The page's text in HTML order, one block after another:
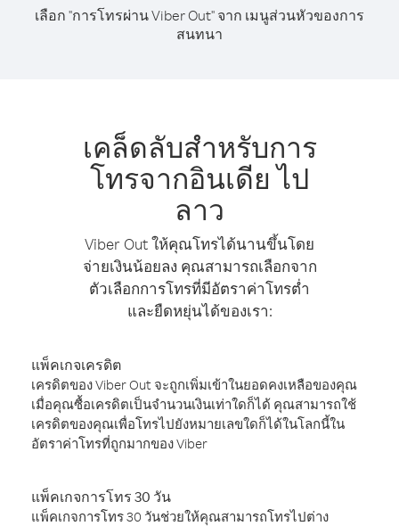
เลือก "การโทรผ่าน Viber Out" จาก เมนูส่วนหัวของการ
สนทนา
เคล็ดลับสำหรับการ
โทรจากอินเดีย ไป
ลาว
Viber Out ให้คุณโทรได้นานขึ้นโดย
จ่ายเงินน้อยลง คุณสามารถเลือกจาก
ตัวเลือกการโทรที่มีอัตราค่าโทรต่ำ
และยืดหยุ่นได้ของเรา:
แพ็คเกจเครดิต
เครดิตของ Viber Out จะถูกเพิ่มเข้าในยอดคงเหลือของคุณ
เมื่อคุณซื้อเครดิตเป็นจำนวนเงินเท่าใดก็ได้ คุณสามารถใช้
เครดิตของคุณเพื่อโทรไปยังหมายเลขใดก็ได้ในโลกนี้ใน
อัตราค่าโทรที่ถูกมากของ Viber
แพ็คเกจการโทร 30 วัน
แพ็คเกจการโทร 30 วันช่วยให้คุณสามารถโทรไปต่าง